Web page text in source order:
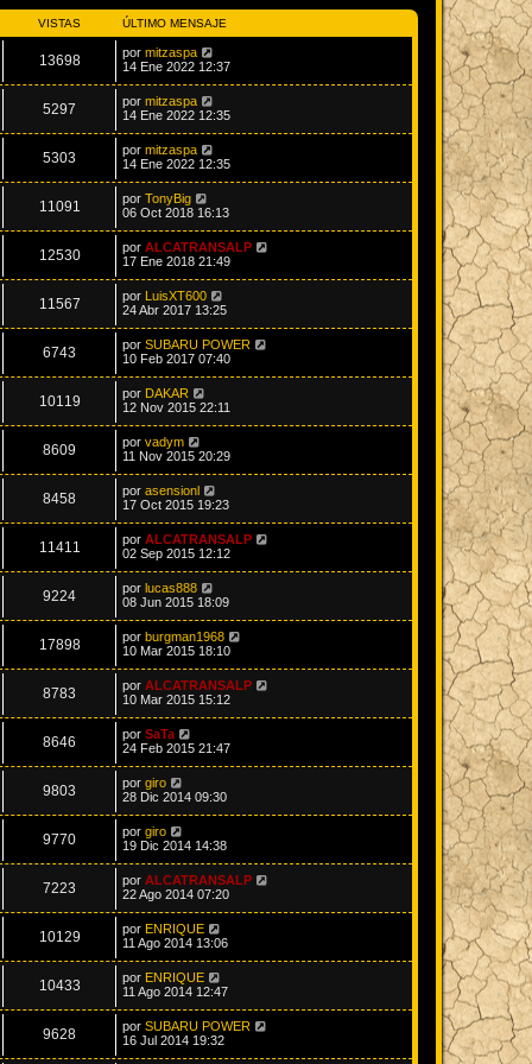
VISTAS ÚLTIMO MENSAJE
13698 por mitzaspa
14 Ene 2022 12:37
5297 por mitzaspa
14 Ene 2022 12:35
5303 por mitzaspa
14 Ene 2022 12:35
11091 por TonyBig
06 Oct 2018 16:13
12530 por ALCATRANSALP
17 Ene 2018 21:49
11567 por LuisXT600
24 Abr 2017 13:25
6743 por SUBARU POWER
10 Feb 2017 07:40
10119 por DAKAR
12 Nov 2015 22:11
8609 por vadym
11 Nov 2015 20:29
8458 por asensionl
17 Oct 2015 19:23
11411 por ALCATRANSALP
02 Sep 2015 12:12
9224 por lucas888
08 Jun 2015 18:09
17898 por burgman1968
10 Mar 2015 18:10
8783 por ALCATRANSALP
10 Mar 2015 15:12
8646 por SaTa
24 Feb 2015 21:47
9803 por giro
28 Dic 2014 09:30
9770 por giro
19 Dic 2014 14:38
7223 por ALCATRANSALP
22 Ago 2014 07:20
10129 por ENRIQUE
11 Ago 2014 13:06
10433 por ENRIQUE
11 Ago 2014 12:47
9628 por SUBARU POWER
16 Jul 2014 19:32